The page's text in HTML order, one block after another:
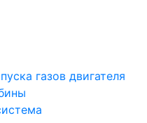
газов двигателя